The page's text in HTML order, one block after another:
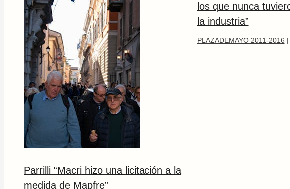
Parrilli “Macri hizo una licitación a la
medida de Mapfre”
los que nunca
la industria”
PLAZADEMAYO 2011-2016 |